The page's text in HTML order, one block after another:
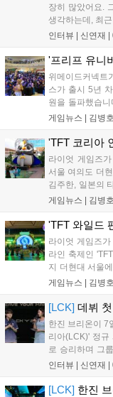
장히 많았어요.
생각하는데, 최
를 추구하다 보
LoL 챔피언스 코
인터뷰 | 신연재
'프리프 유니
위메이드커넥트
스가 출시 5년
원을 돌파했습
스포츠 대회
은 전년 대비 매
다. 오는 10월
FWC 그랜드
통해 커뮤니티
게임뉴스 | 김병호
'TFT 코리아
라이엇 게임즈
서울 여의도 더
김주한, 일본의
는 소속팀 없이
17일까지 이어
거리를 제공하
니다. 연말에는
게임뉴스 | 김병호
'TFT 와일드
라이엇 게임즈
라인 축제인
지 더현대 서울
는 체험, 스페셜,
연 등 다채로운
만큼 큰 인기를
게임뉴스 | 김병호
[LCK] 데뷔
한진 브리온이 7
리아(LCK)' 정규
로 승리하며 그
들어내면서 이
인터뷰 | 신연재
[LCK] 한진